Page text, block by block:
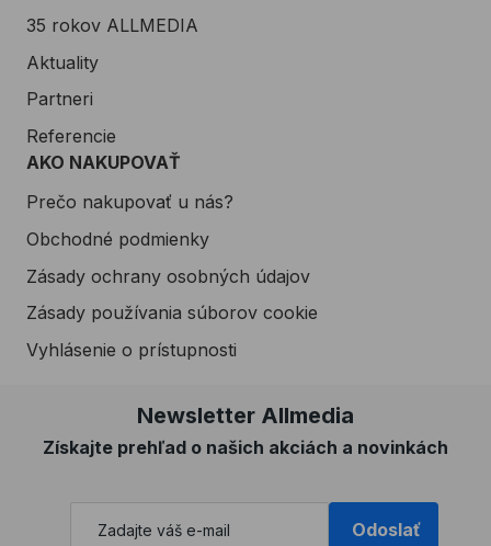
35 rokov ALLMEDIA
Aktuality
Partneri
Referencie
AKO NAKUPOVAŤ
Prečo nakupovať u nás?
Obchodné podmienky
Zásady ochrany osobných údajov
Zásady používania súborov cookie
Vyhlásenie o prístupnosti
Newsletter Allmedia
Získajte prehľad o našich akciách a novinkách
Odoslať